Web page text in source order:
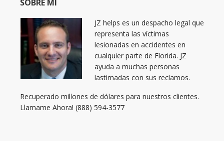
SOBRE MI
JZ helps es un despacho legal que
representa las víctimas
lesionadas en accidentes en
cualquier parte de Florida. JZ
ayuda a muchas personas
lastimadas con sus reclamos.
Recuperado millones de dólares para nuestros clientes.
Llamame Ahora! (888) 594-3577